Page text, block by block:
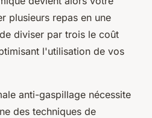
plusieurs repas en une
diviser par trois le coût
l'utilisation de vos
anti-gaspillage nécessite
des techniques de